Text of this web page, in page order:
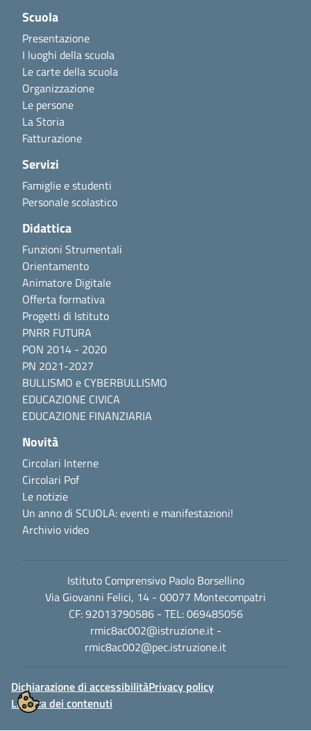
Scuola
Presentazione
I luoghi della scuola
Le carte della scuola
Organizzazione
Le persone
La Storia
Fatturazione
Servizi
Famiglie e studenti
Personale scolastico
Didattica
Funzioni Strumentali
Orientamento
Animatore Digitale
Offerta formativa
Progetti di Istituto
PNRR FUTURA
PON 2014 - 2020
PN 2021-2027
BULLISMO e CYBERBULLISMO
EDUCAZIONE CIVICA
EDUCAZIONE FINANZIARIA
Novità
Circolari Interne
Circolari Pof
Le notizie
Un anno di SCUOLA: eventi e manifestazioni!
Archivio video
Istituto Comprensivo Paolo Borsellino
Via Giovanni Felici, 14 - 00077 Montecompatri
CF: 92013790586 - TEL: 069485056
rmic8ac002@istruzione.it-
rmic8ac002@pec.istruzione.it
Dichiarazione di accessibilitàPrivacy policy
Licenza dei contenuti